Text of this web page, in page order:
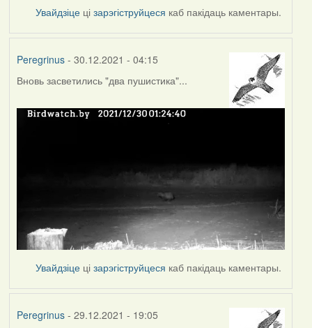
Увайдзіце цізарэгіструйцеся каб пакідаць каментары.
Peregrinus- 30.12.2021 - 04:15
Вновь засветились "два пушистика"...
Увайдзіце цізарэгіструйцеся каб пакідаць каментары.
Peregrinus- 29.12.2021 - 19:05